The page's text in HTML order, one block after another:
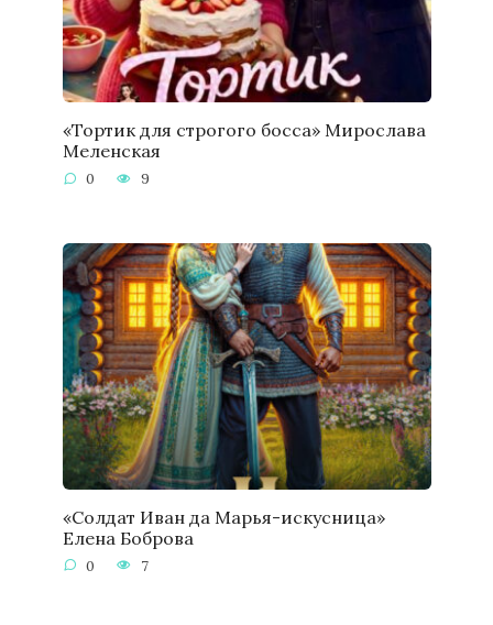
«Тортик для строгого босса» Мирослава
Меленская
0 9
«Солдат Иван да Марья-искусница»
Елена Боброва
0 7